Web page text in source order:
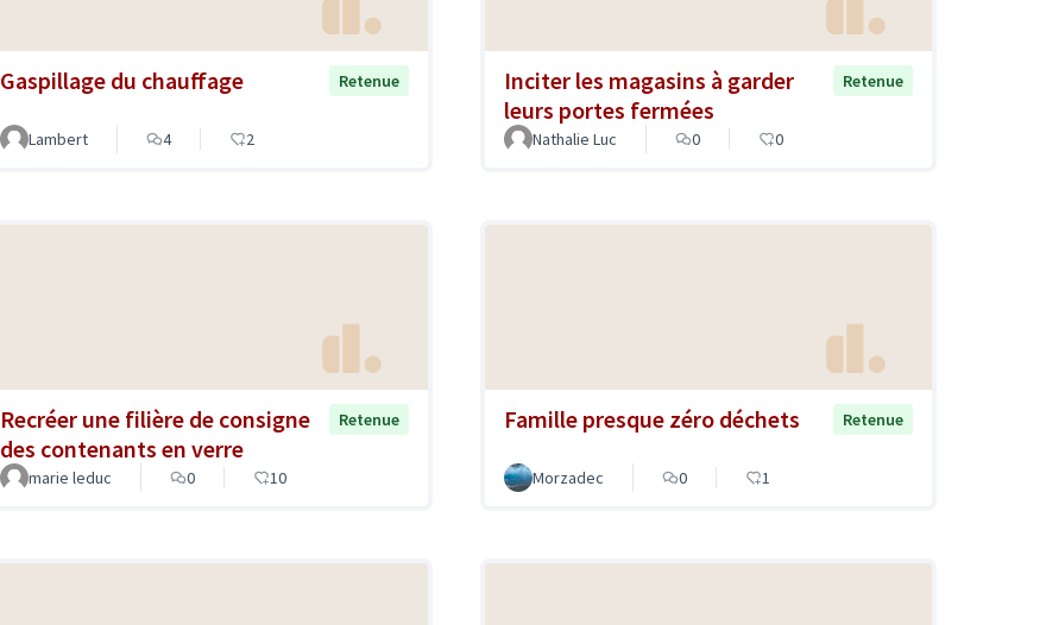
Gaspillage du chauffage Retenue
Lambert 4 2
Inciter les magasins à garder
leurs portes fermées
Retenue
Nathalie Luc 0 0
Recréer une filière de consigne
des contenants en verre
Retenue
marie leduc 0 10
Famille presque zéro déchets Retenue
Morzadec 0 1